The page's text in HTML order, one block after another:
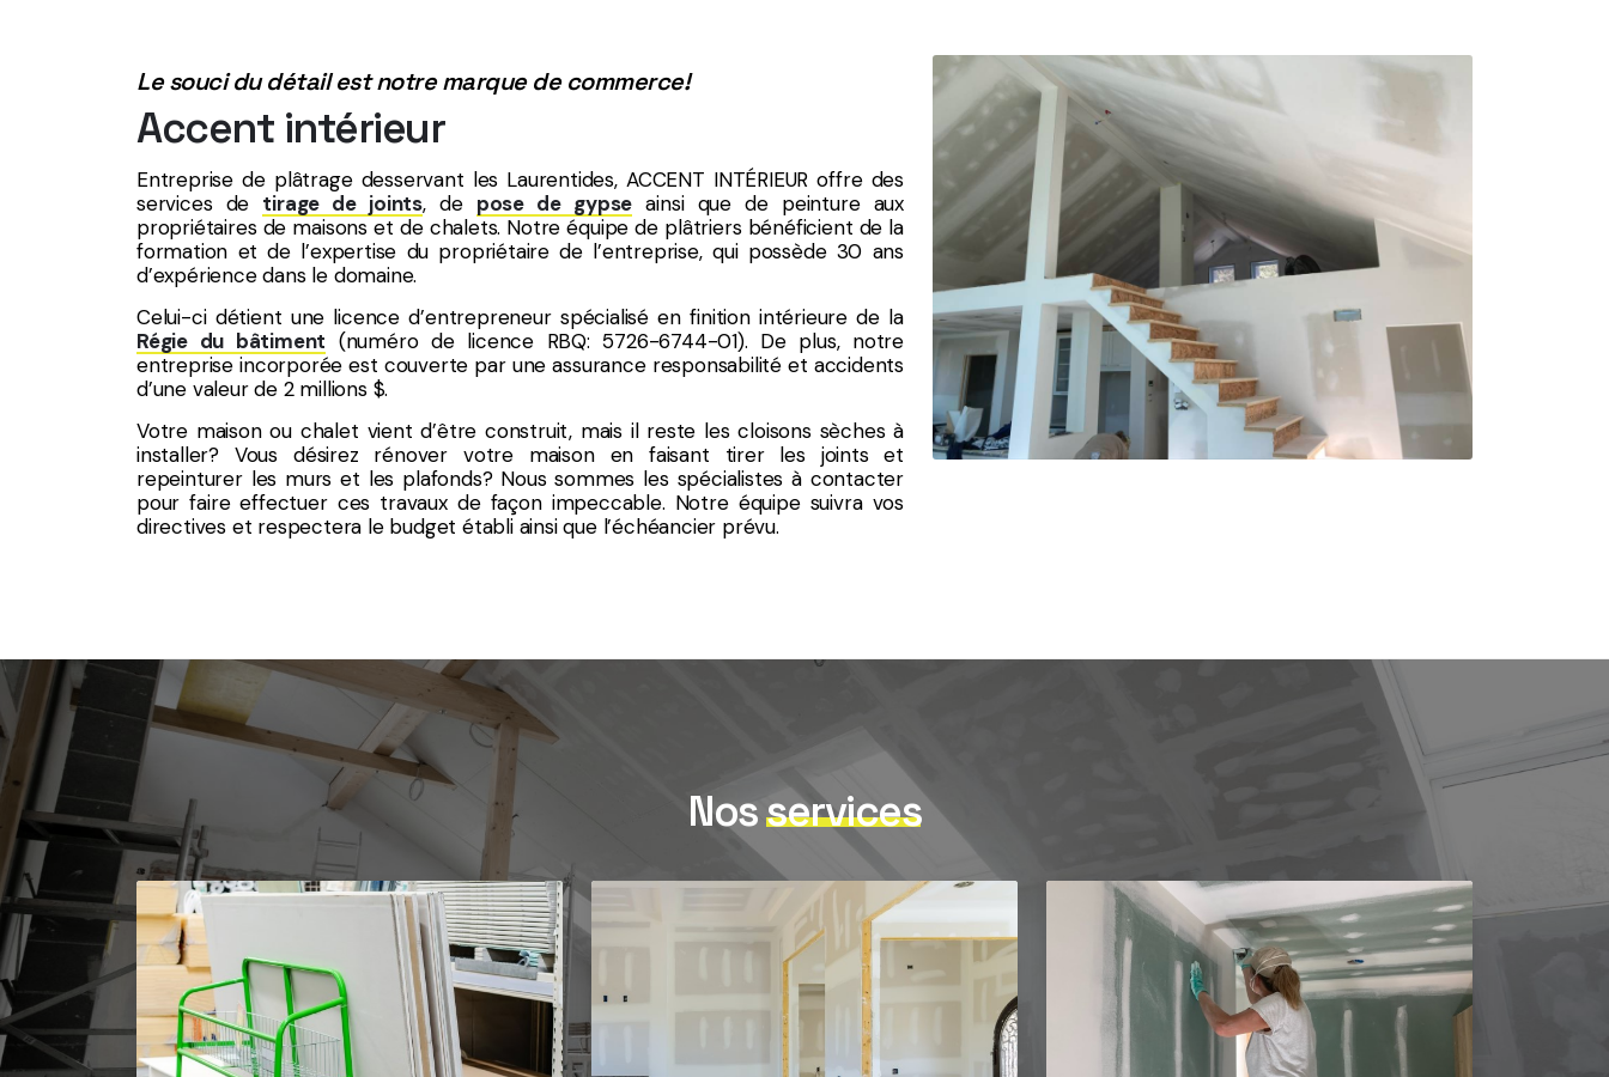
Le souci du détail est notre marque de commerce!
Accent intérieur
Entreprise de plâtrage desservant les Laurentides, ACCENT INTÉRIEUR offre des
services de tirage de joints, de pose de gypse ainsi que de peinture aux
propriétaires de maisons et de chalets. Notre équipe de plâtriers bénéficient de la
formation et de l’expertise du propriétaire de l’entreprise, qui possède 30 ans
d’expérience dans le domaine.
Celui-ci détient une licence d’entrepreneur spécialisé en finition intérieure de la
Régie du bâtiment (numéro de licence RBQ: 5726-6744-01). De plus, notre
entreprise incorporée est couverte par une assurance responsabilité et accidents
d’une valeur de 2 millions $.
Votre maison ou chalet vient d’être construit, mais il reste les cloisons sèches à
installer? Vous désirez rénover votre maison en faisant tirer les joints et
repeinturer les murs et les plafonds? Nous sommes les spécialistes à contacter
pour faire effectuer ces travaux de façon impeccable. Notre équipe suivra vos
directives et respectera le budget établi ainsi que l’échéancier prévu.
Nosservices